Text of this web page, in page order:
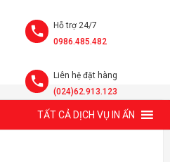
Hỗ trợ 24/7
0986.485.482
Liên hệ đặt hàng
(024)62.913.123
TẤT CẢ DỊCH VỤ IN ẤN
MÁC QUẦN ÁO TRONG KINH